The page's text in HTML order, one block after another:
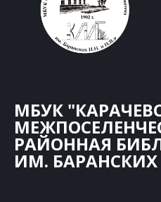
МБУК
РАЙОННАЯ
ИМ. БАРАНСКИХ